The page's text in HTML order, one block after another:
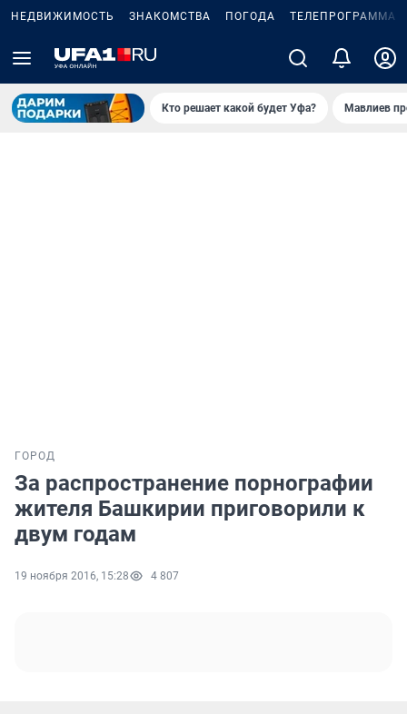
НЕДВИЖИМОСТЬ ЗНАКОМСТВА ПОГОДА ТЕЛЕПРОГРАММА
Кто решает какой будет Уфа? Мавлиев
ГОРОД
За распространение порнографии
жителя Башкирии приговорили к
двум годам
19 ноября 2016, 15:28 4 807